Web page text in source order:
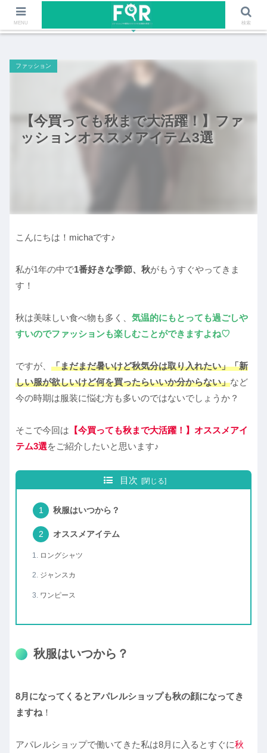
ファッションや福岡のワクワクする情報を発信！！
【今買っても秋まで大活躍！】ファ
ッションオススメアイテム3選
ファッション
こんにちは！michaです♪
私が1年の中で1番好きな季節、秋がもうすぐやってきま
す！
秋は美味しい食べ物も多く、 気温的にもとっても過ごしや
すいのでファッションも楽しむことができますよね♡
ですが、 「まだまだ暑いけど秋気分は取り入れたい」「新
しい服が欲しいけど何を買ったらいいか分からない」など
今の時期は服装に悩む方も多いのではないでしょうか？
そこで今回は 【今買っても秋まで大活躍！】オススメアイ
テム3選をご紹介したいと思います♪
目次
秋服はいつから？
オススメアイテム
ロングシャツ
ジャンスカ
ワンピース
秋服はいつから？
8月になってくるとアパレルショップも秋の顔になってき
ますね ！
アパレルショップで働いてきた私は8月に入るとすぐに秋
MENU 検索